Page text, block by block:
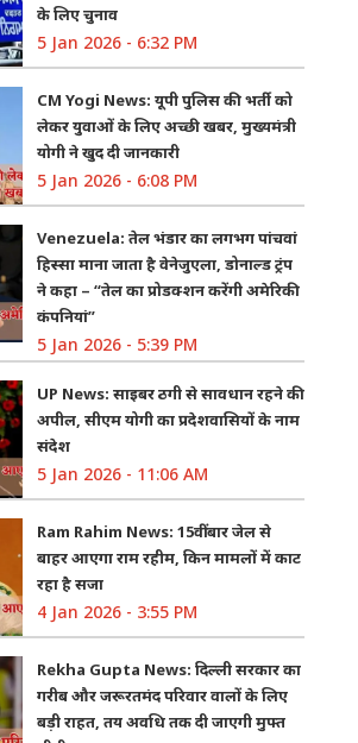
के लिए चुनाव
5 Jan 2026 - 6:32 PM
CM Yogi News: यूपी पुलिस की भर्ती को
लेकर युवाओं के लिए अच्छी खबर, मुख्यमंत्री
योगी ने खुद दी जानकारी
5 Jan 2026 - 6:08 PM
Venezuela: तेल भंडार का लगभग पांचवां
हिस्सा माना जाता है वेनेजुएला, डोनाल्ड ट्रंप
ने कहा – “तेल का प्रोडक्शन करेंगी अमेरिकी
कंपनियां”
5 Jan 2026 - 5:39 PM
UP News: साइबर ठगी से सावधान रहने की
अपील, सीएम योगी का प्रदेशवासियों के नाम
संदेश
5 Jan 2026 - 11:06 AM
Ram Rahim News: 15वीं बार जेल से
बाहर आएगा राम रहीम, किन मामलों में काट
रहा है सजा
4 Jan 2026 - 3:55 PM
Rekha Gupta News: दिल्ली सरकार का
गरीब और जरूरतमंद परिवार वालों के लिए
बड़ी राहत, तय अवधि तक दी जाएगी मुफ्त